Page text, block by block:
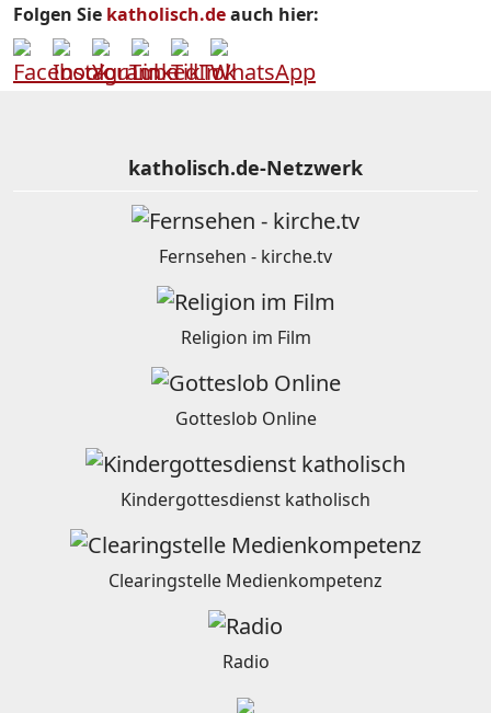
Folgen Sie katholisch.deauch hier:
katholisch.de-Netzwerk
Fernsehen - kirche.tv
Religion im Film
Gotteslob Online
Kindergottesdienst katholisch
Clearingstelle Medienkompetenz
Radio